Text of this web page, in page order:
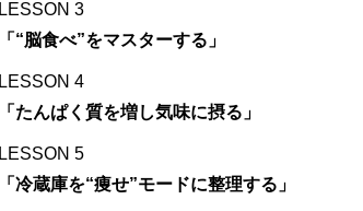
LESSON 3
「“脳食べ”をマスターする」
LESSON 4
「たんぱく質を増し気味に摂る」
LESSON 5
「冷蔵庫を“痩せ”モードに整理する」